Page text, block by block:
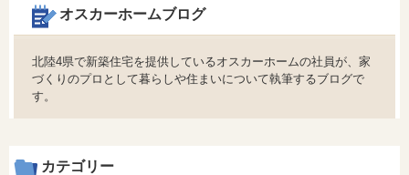
オスカーホームブログ
北陸4県で新築住宅を提供しているオスカーホームの社員が、家
づくりのプロとして暮らしや住まいについて執筆するブログで
す。
カテゴリー